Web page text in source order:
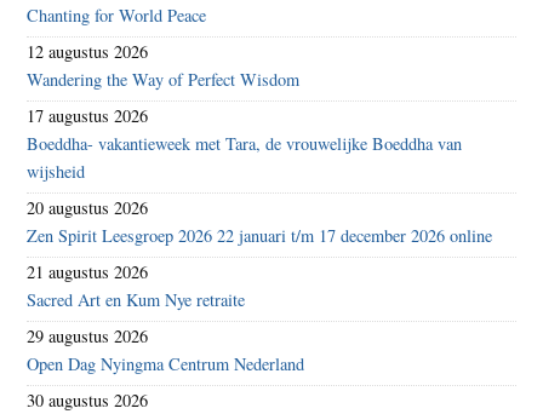
Chanting for World Peace
12 augustus 2026
Wandering the Way of Perfect Wisdom
17 augustus 2026
Boeddha- vakantieweek met Tara, de vrouwelijke Boeddha van
wijsheid
20 augustus 2026
Zen Spirit Leesgroep 2026 22 januari t/m 17 december 2026 online
21 augustus 2026
Sacred Art en Kum Nye retraite
29 augustus 2026
Open Dag Nyingma Centrum Nederland
30 augustus 2026